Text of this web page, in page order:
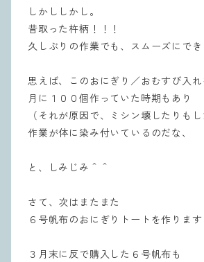
しかししかし。
昔取った杵柄！！！
久しぶりの作業でも、スムーズにでき
思えば、このおにぎり／おむすび入れ
月に１００個作っていた時期もあり
（それが原因で、ミシン壊したりもし
作業が体に染み付いているのだな、
と、しみじみ＾＾
さて、次はまたまた
６号帆布のおにぎりトートを作ります
３月末に反で購入した６号帆布も